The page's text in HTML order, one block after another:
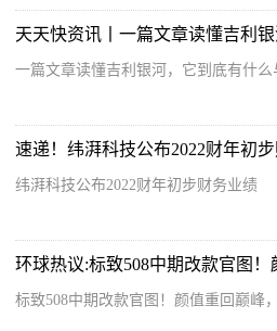
一篇文章读懂吉利银河，它到底有什么
速递！纬湃科技公布2022财年初
纬湃科技公布2022财年初步财务业绩
标致508中期改款官图！颜值重回巅峰